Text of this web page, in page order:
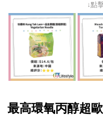
↓點
最高環氧丙醇超